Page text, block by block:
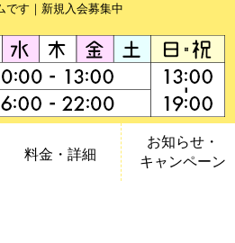
す｜新規入会募集中
料金・詳細
お知らせ・
キャンペーン